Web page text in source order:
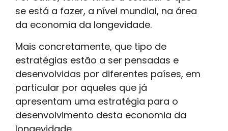
se está a fazer, a nível mundial, na área
da economia da longevidade.
Mais concretamente, que tipo de
estratégias estão a ser pensadas e
desenvolvidas por diferentes países, em
particular por aqueles que já
apresentam uma estratégia para o
desenvolvimento desta economia da